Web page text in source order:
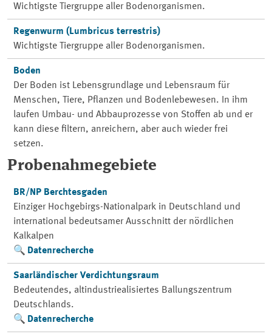
Wichtigste Tiergruppe aller Bodenorganismen.
Regenwurm (Lumbricus terrestris)
Wichtigste Tiergruppe aller Bodenorganismen.
Boden
Der Boden ist Lebensgrundlage und Lebensraum für
Menschen, Tiere, Pflanzen und Bodenlebewesen. In ihm
laufen Umbau- und Abbauprozesse von Stoffen ab und er
kann diese filtern, anreichern, aber auch wieder frei
setzen.
Probenahmegebiete
BR/NP Berchtesgaden
Einziger Hochgebirgs-Nationalpark in Deutschland und
international bedeutsamer Ausschnitt der nördlichen
Kalkalpen
Datenrecherche
Saarländischer Verdichtungsraum
Bedeutendes, altindustriealisiertes Ballungszentrum
Deutschlands.
Datenrecherche